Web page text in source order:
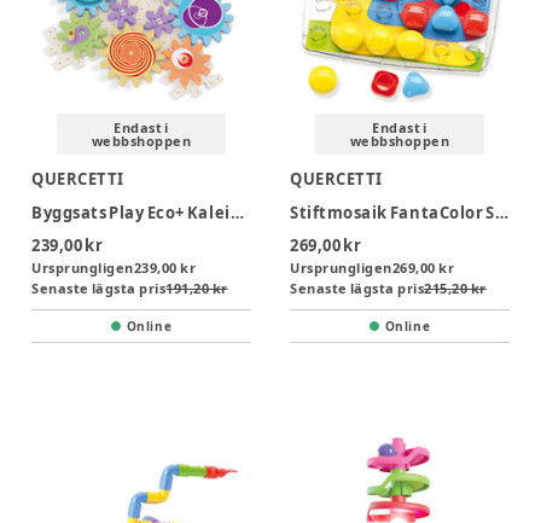
Endast i
webbshoppen
QUERCETTI
Byggsats Play Eco+ Kaleido Gears
239,00 kr
Ursprungligen239,00 kr
Senaste lägsta pris191,20 kr
Online
Endast i
webbshoppen
QUERCETTI
Stiftmosaik FantaColor Startsats
269,00 kr
Ursprungligen269,00 kr
Senaste lägsta pris215,20 kr
Online